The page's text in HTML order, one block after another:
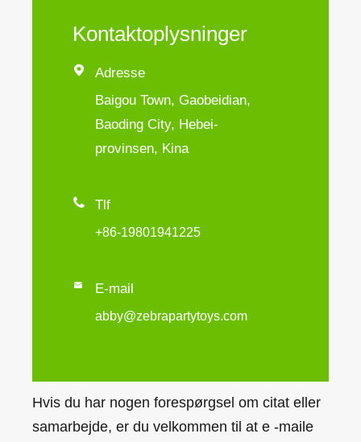
Kontaktoplysninger

Adresse
Baigou Town, Gaobeidian,
Baoding City, Hebei-
provinsen, Kina
 Tlf
+86-19801941225
 E-mail
abby@zebrapartytoys.com
Hvis du har nogen forespørgsel om citat eller
samarbejde, er du velkommen til at e -maile